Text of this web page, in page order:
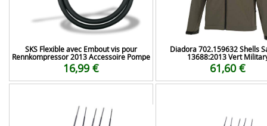
SKS Flexible avec Embout vis pour
Rennkompressor 2013 Accessoire Pompe
16,99 €
Diadora 702.159632 Shells
13688:2013 Vert
61,60 €